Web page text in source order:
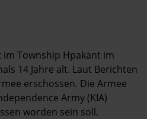
im Township Hpakant im
14 Jahre alt. Laut Berichten
erschossen. Die Armee
Army (KIA)
worden sein soll.